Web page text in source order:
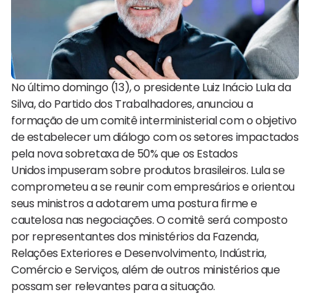
No último domingo (13), o presidente Luiz Inácio Lula da
Silva, do Partido dos Trabalhadores, anunciou a
formação de um comitê interministerial com o objetivo
de estabelecer um diálogo com os setores impactados
pela nova sobretaxa de 50% que os Estados
Unidos impuseram sobre produtos brasileiros. Lula se
comprometeu a se reunir com empresários e orientou
seus ministros a adotarem uma postura firme e
cautelosa nas negociações. O comitê será composto
por representantes dos ministérios da Fazenda,
Relações Exteriores e Desenvolvimento, Indústria,
Comércio e Serviços, além de outros ministérios que
possam ser relevantes para a situação.